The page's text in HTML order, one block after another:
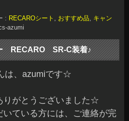
: RECAROシート , おすすめ品, キャン
azumi
RECARO SR-C装着♪
は、azumiです☆
りがとうございました☆
いている方には、ご連絡が完